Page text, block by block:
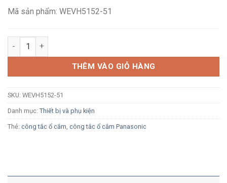
Mã sản phẩm: WEVH5152-51
Công tắc 2 chiều Panasonic WEVH5152-51 màu trắng cắm
THÊM VÀO GIỎ HÀNG
SKU: WEVH5152-51
Danh mục: Thiết bị và phụ kiện
Thẻ: công tắc ổ cắm công tắc ổ cắm Panasonic